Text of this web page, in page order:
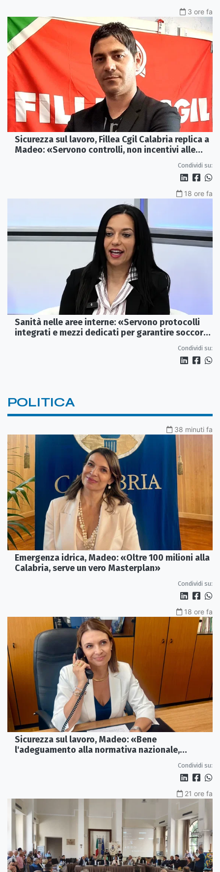
3 ore fa
Sicurezza sul lavoro, Fillea Cgil Calabria replica a
Madeo: «Servono controlli, non incentivi alle
Condividi su:
18 ore fa
Sanità nelle aree interne: «Servono protocolli
integrati e mezzi dedicati per garantire soccorsi
Condividi su:
POLITICA
38 minuti fa
Emergenza idrica, Madeo: «Oltre 100 milioni alla
Calabria, serve un vero Masterplan»
Condividi su:
18 ore fa
Sicurezza sul lavoro, Madeo: «Bene
l'adeguamento alla normativa nazionale,
Condividi su:
21 ore fa